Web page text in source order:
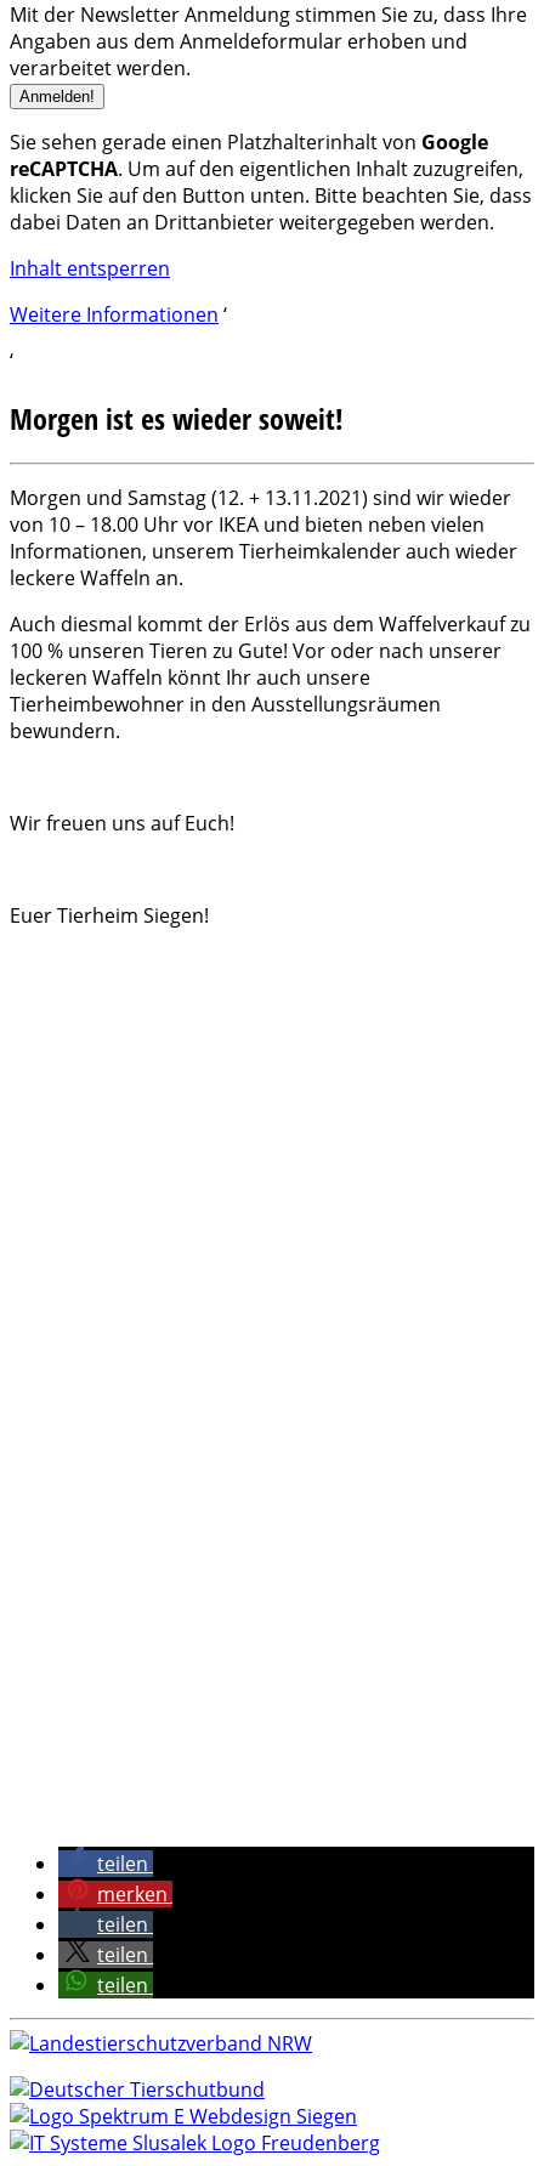
Mit der Newsletter Anmeldung stimmen Sie zu, dass Ihre
Angaben aus dem Anmeldeformular erhoben und
verarbeitet werden.
Sie sehen gerade einen Platzhalterinhalt von Google
reCAPTCHA. Um auf den eigentlichen Inhalt zuzugreifen,
klicken Sie auf den Button unten. Bitte beachten Sie, dass
dabei Daten an Drittanbieter weitergegeben werden.
Inhalt entsperren
Weitere Informationen ‘
‘
Morgen ist es wieder soweit!
Morgen und Samstag (12. + 13.11.2021) sind wir wieder
von 10 – 18.00 Uhr vor IKEA und bieten neben vielen
Informationen, unserem Tierheimkalender auch wieder
leckere Waffeln an.
Auch diesmal kommt der Erlös aus dem Waffelverkauf zu
100 % unseren Tieren zu Gute! Vor oder nach unserer
leckeren Waffeln könnt Ihr auch unsere
Tierheimbewohner in den Ausstellungsräumen
bewundern.
Wir freuen uns auf Euch!
Euer Tierheim Siegen!
teilen
merken
teilen
teilen
teilen